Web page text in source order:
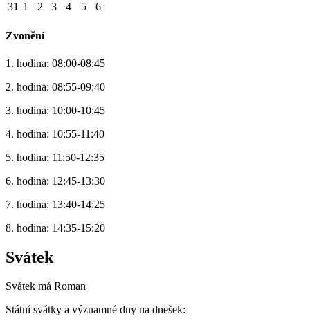
31 1 2 3 4 5 6
Zvonění
1. hodina: 08:00-08:45
2. hodina: 08:55-09:40
3. hodina: 10:00-10:45
4. hodina: 10:55-11:40
5. hodina: 11:50-12:35
6. hodina: 12:45-13:30
7. hodina: 13:40-14:25
8. hodina: 14:35-15:20
Svátek
Svátek má Roman
Státní svátky a významné dny na dnešek: